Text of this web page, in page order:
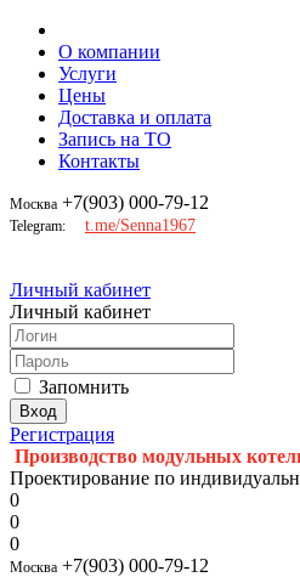
О компании
Услуги
Цены
Доставка и оплата
Запись на ТО
Контакты
Москва +7(903) 000-79-12
Telegram: t.me/Senna1967
Личный кабинет
Личный кабинет
Запомнить
Регистрация
Производство модульных
Проектирование по
0
0
0
Москва +7(903) 000-79-12